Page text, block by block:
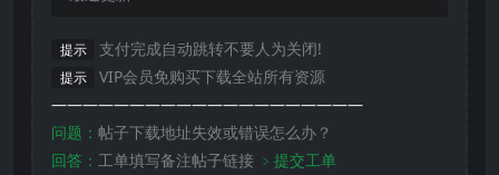
提示 支付完成自动跳转不要人为关闭!
提示
VIP会员免购买下载全站所有资源
————————————————————
问题： 帖子下载地址失效或错误怎么办？
回答： 工单填写备注帖子链接 ﹥提交工单